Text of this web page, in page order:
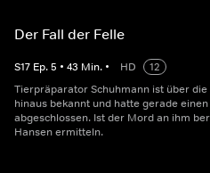
Der Fall der Felle
S17 Ep.5 • 43 Min. • HD
12
Tierpräparator Schuhmann ist über
hinaus bekannt und hatte gerade
abgeschlossen. Ist der Mord an ihm
Hansen ermitteln.